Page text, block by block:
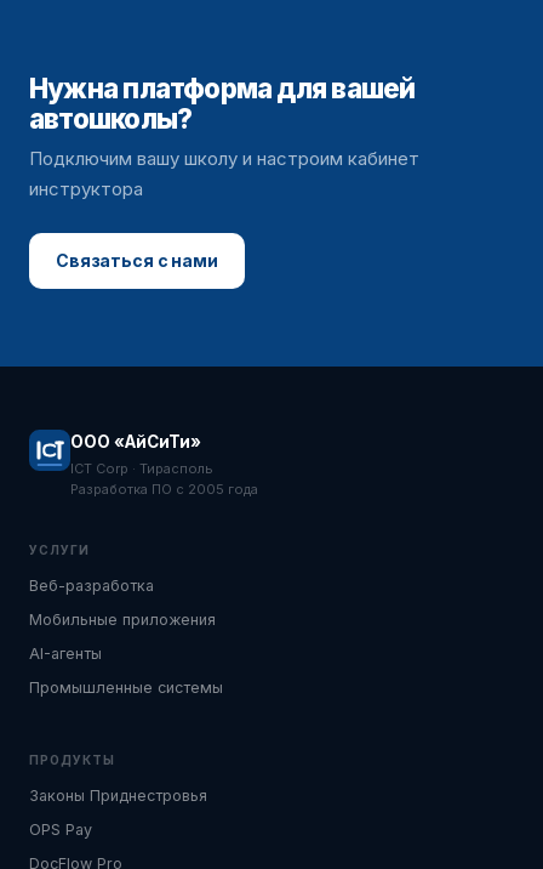
Нужна платформа для вашей
автошколы?
Подключим вашу школу и настроим кабинет
инструктора
Связаться с нами
ООО «АйСиТи»
ICT Corp · Тирасполь
Разработка ПО с 2005 года
УСЛУГИ
Веб-разработка
Мобильные приложения
AI-агенты
Промышленные системы
ПРОДУКТЫ
Законы Приднестровья
OPS Pay
DocFlow Pro